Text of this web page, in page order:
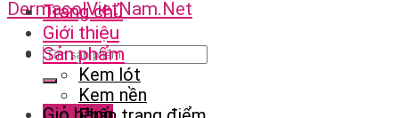
Trang chủ
Giới thiệu
Sản phẩm
Kem lót
Kem nền